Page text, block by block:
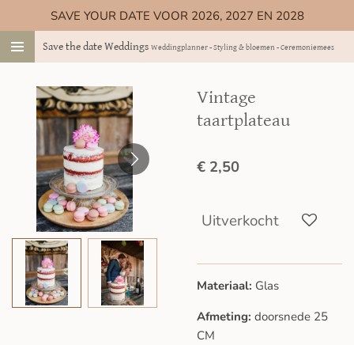
direct
naar
hoofdinhoud
Save the date Weddings Weddingplanner - Styling & bloemen - Ceremoniemeester
SAVE YOUR DATE VOOR 2026, 2027 EN 2028
Vintage
taartplateau
€ 2,50
Uitverkocht
Materiaal: Glas
Afmeting: doorsnede 25
CM